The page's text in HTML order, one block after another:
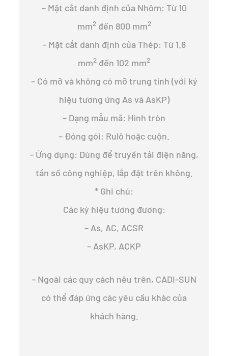
– Mặt cắt danh định của Nhôm: Từ 10
mm2đến 800 mm2
– Mặt cắt danh định của Thép: Từ 1.8
mm2 đến 102 mm2
– Có mỡ và không có mỡ trung tính (với ký
hiệu tương ứng As và AsKP)
– Dạng mẫu mã: Hình tròn
– Đóng gói: Rulô hoặc cuộn.
– Ứng dụng: Dùng để truyền tải điện năng,
tần số công nghiệp, lắp đặt trên không.
* Ghi chú:
Các ký hiệu tương đương:
– As, AC, ACSR
– AsKP, ACKP
– Ngoài các quy cách nêu trên, CADI-SUN
có thể đáp ứng các yêu cầu khác của
khách hàng.